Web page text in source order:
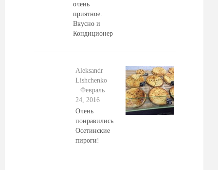
очень
приятное.
Вкусно и
Кондиционер
Aleksandr
Lishchenko
Февраль
24, 2016
Очень
понравились
Осетинские
пироги!